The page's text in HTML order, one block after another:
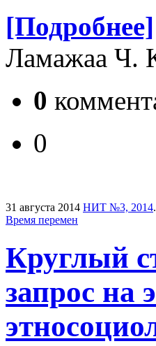
[Подробнее]
Ламажаа Ч.
0
0
31 августа 2014 НИТ №3, 2014.
Время перемен
Круглый
запрос на